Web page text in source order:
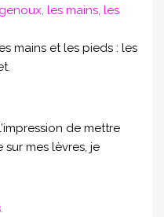
les mains, les
mains et les pieds : les
de mettre
mes lèvres, je